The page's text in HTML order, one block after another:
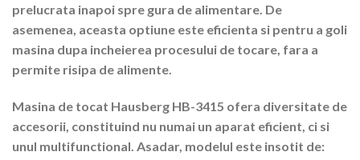
prelucrata inapoi spre gura de alimentare. De
asemenea, aceasta optiune este eficienta si pentru a goli
masina dupa incheierea procesului de tocare, fara a
permite risipa de alimente.
Masina de tocat Hausberg HB-3415 ofera diversitate de
accesorii, constituind nu numai un aparat eficient, ci si
unul multifunctional. Asadar, modelul este insotit de: